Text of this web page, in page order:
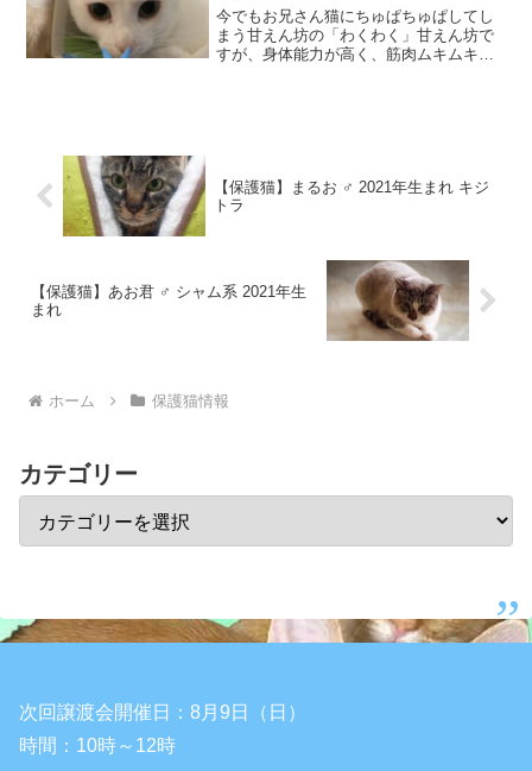
今でもお兄さん猫にちゅぱちゅぱしてし
まう甘えん坊の「わくわく」甘えん坊で
すが、身体能力が高く、筋肉ムキムキ男
【保護猫】まるお ♂ 2021年生まれ キジ
トラ
【保護猫】あお君 ♂ シャム系 2021年生
まれ
ホーム 保護猫情報
カテゴリー
次回譲渡会開催日：8月9日（日）
時間：10時～12時